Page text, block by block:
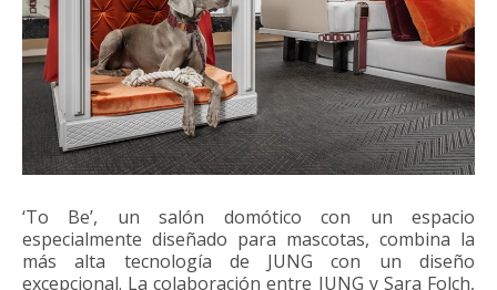
‘To Be’, un salón domótico con un espacio
especialmente diseñado para mascotas, combina la
más alta tecnología de JUNG con un diseño
excepcional. La colaboración entre JUNG y Sara Folch,